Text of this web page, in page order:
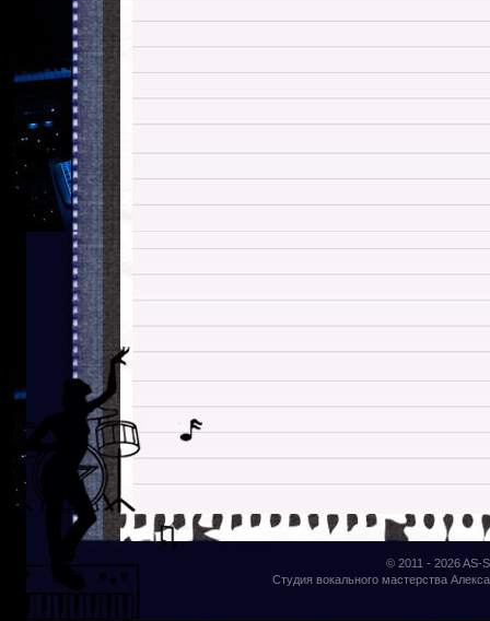
© 2011 - 2026AS-
Студия вокального мастерства